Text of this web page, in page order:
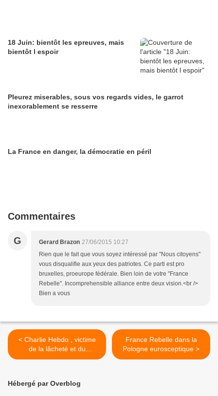
18 Juin: bientôt les epreuves, mais
bientôt l espoir
Pleurez miserables, sous vos regards vides, le garrot
inexorablement se resserre
La France en danger, la démocratie en péril
Commentaires
G Gerard Brazon 27/06/2015 10:27
Rien que le fait que vous soyez intéressé par "Nous citoyens"
vous disqualifie aux yeux des patriotes. Ce parti est pro
bruxelles, proeurope fédérale. Bien loin de votre "France
Rebelle". Incomprehensible alliance entre deux vision.<br />
Bien a vous
< Charlie Hebdo , victime
de la lâcheté et du
renoncement national
France Rebelle dans la
Pologne eurosceptique >
Hébergé par Overblog